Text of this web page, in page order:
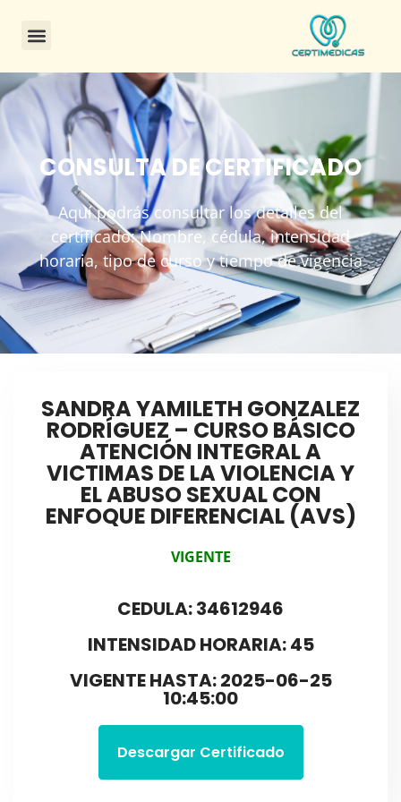
CONSULTA DE CERTIFICADO
Aquí podrás consultar los detalles del
certificado: Nombre, cédula, intensidad
horaria, tipo de curso y tiempo de vigencia
SANDRA YAMILETH GONZALEZ
RODRÍGUEZ – CURSO BÁSICO
ATENCIÓN INTEGRAL A
VICTIMAS DE LA VIOLENCIA Y
EL ABUSO SEXUAL CON
ENFOQUE DIFERENCIAL (AVS)
VIGENTE
CEDULA: 34612946
INTENSIDAD HORARIA: 45
VIGENTE HASTA: 2025-06-25
10:45:00
Descargar Certificado